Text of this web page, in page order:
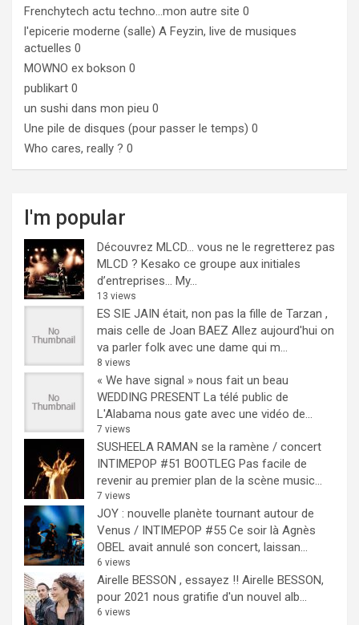
Frenchytech actu techno…mon autre site 0
l'epicerie moderne (salle) A Feyzin, live de musiques
actuelles 0
MOWNO ex bokson 0
publikart 0
un sushi dans mon pieu 0
Une pile de disques (pour passer le temps) 0
Who cares, really ? 0
I'm popular
Découvrez MLCD… vous ne le regretterez pas
MLCD ? Kesako ce groupe aux initiales
d’entreprises… My...
13 views
ES SIE JAIN était, non pas la fille de Tarzan ,
mais celle de Joan BAEZ Allez aujourd'hui on
va parler folk avec une dame qui m...
8 views
« We have signal » nous fait un beau
WEDDING PRESENT La télé public de
L'Alabama nous gate avec une vidéo de...
7 views
SUSHEELA RAMAN se la ramène / concert
INTIMEPOP #51 BOOTLEG Pas facile de
revenir au premier plan de la scène music...
7 views
JOY : nouvelle planète tournant autour de
Venus / INTIMEPOP #55 Ce soir là Agnès
OBEL avait annulé son concert, laissan...
6 views
Airelle BESSON , essayez !! Airelle BESSON,
pour 2021 nous gratifie d'un nouvel alb...
6 views